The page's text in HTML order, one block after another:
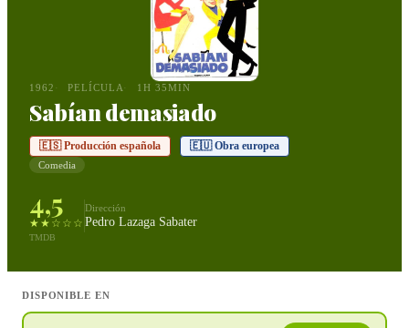
1962 PELÍCULA 1H 35MIN
Sabían demasiado
🇪🇸 Producción española 🇪🇺 Obra europea
Comedia
4,5
★★☆☆☆
TMDB
Dirección
Pedro Lazaga Sabater
DISPONIBLE EN